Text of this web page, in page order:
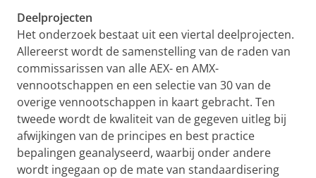
Deelprojecten
Het onderzoek bestaat uit een viertal deelprojecten.
Allereerst wordt de samenstelling van de raden van
commissarissen van alle AEX- en AMX-
vennootschappen en een selectie van 30 van de
overige vennootschappen in kaart gebracht. Ten
tweede wordt de kwaliteit van de gegeven uitleg bij
afwijkingen van de principes en best practice
bepalingen geanalyseerd, waarbij onder andere
wordt ingegaan op de mate van standaardisering